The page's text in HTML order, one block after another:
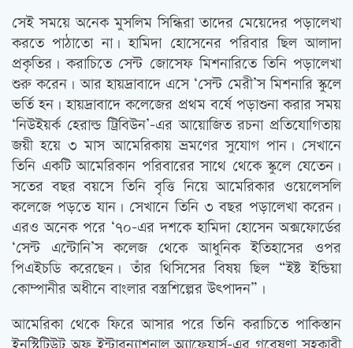
সেই সময়ে অনেক মুসলিম সিন্ধিরা তাদের মেয়েদের পড়ালেখা
করতে পাঠাতো না। হামিদা হোসেনের পরিবার ছিল আলাদা
প্রকৃতির। করাচিতে সেন্ট জোসেফ মিশনারিতে তিনি পড়ালেখা
শুরু করেন। আর হায়দ্রাবাদে এসে ‘সেন্ট মেরী’স মিশনারি স্কুলে
ভর্তি হন। হায়দ্রাবাদে কলেজের প্রথম বর্ষে পড়াশুনা করার সময়
‘নিউইয়র্ক হেরাল্ড ট্রিবিউন’-এর আয়োজিত রচনা প্রতিযোগিতায়
জয়ী হয়ে ৩ মাস আমেরিকায় ভ্রমণের সুযোগ পান। সেখানে
তিনি একটি আমেরিকান পরিবারের সাথে থেকে স্কুলে যেতেন।
সতের বছর বয়সে তিনি বৃত্তি নিয়ে আমেরিকার ওয়েলেসলি
কলেজে পড়তে যান। সেখানে তিনি ৩ বছর পড়ালেখা করেন।
এরও অনেক পরে ‘৭০-এর দশকে হামিদা হোসেন অক্সফোর্ডের
‘সেন্ট এন্টোনি’স কলেজ থেকে আধুনিক ইতিহাসের ওপর
পিএইচডি করেছেন। তাঁর থিসিসের বিষয় ছিল “ইষ্ট ইন্ডিয়া
কোম্পানীর অধীনে বাংলার বস্ত্রশিল্পের উৎপাদন”।
আমেরিকা থেকে ফিরে আসার পরে তিনি করাচিতে পাকিস্তান